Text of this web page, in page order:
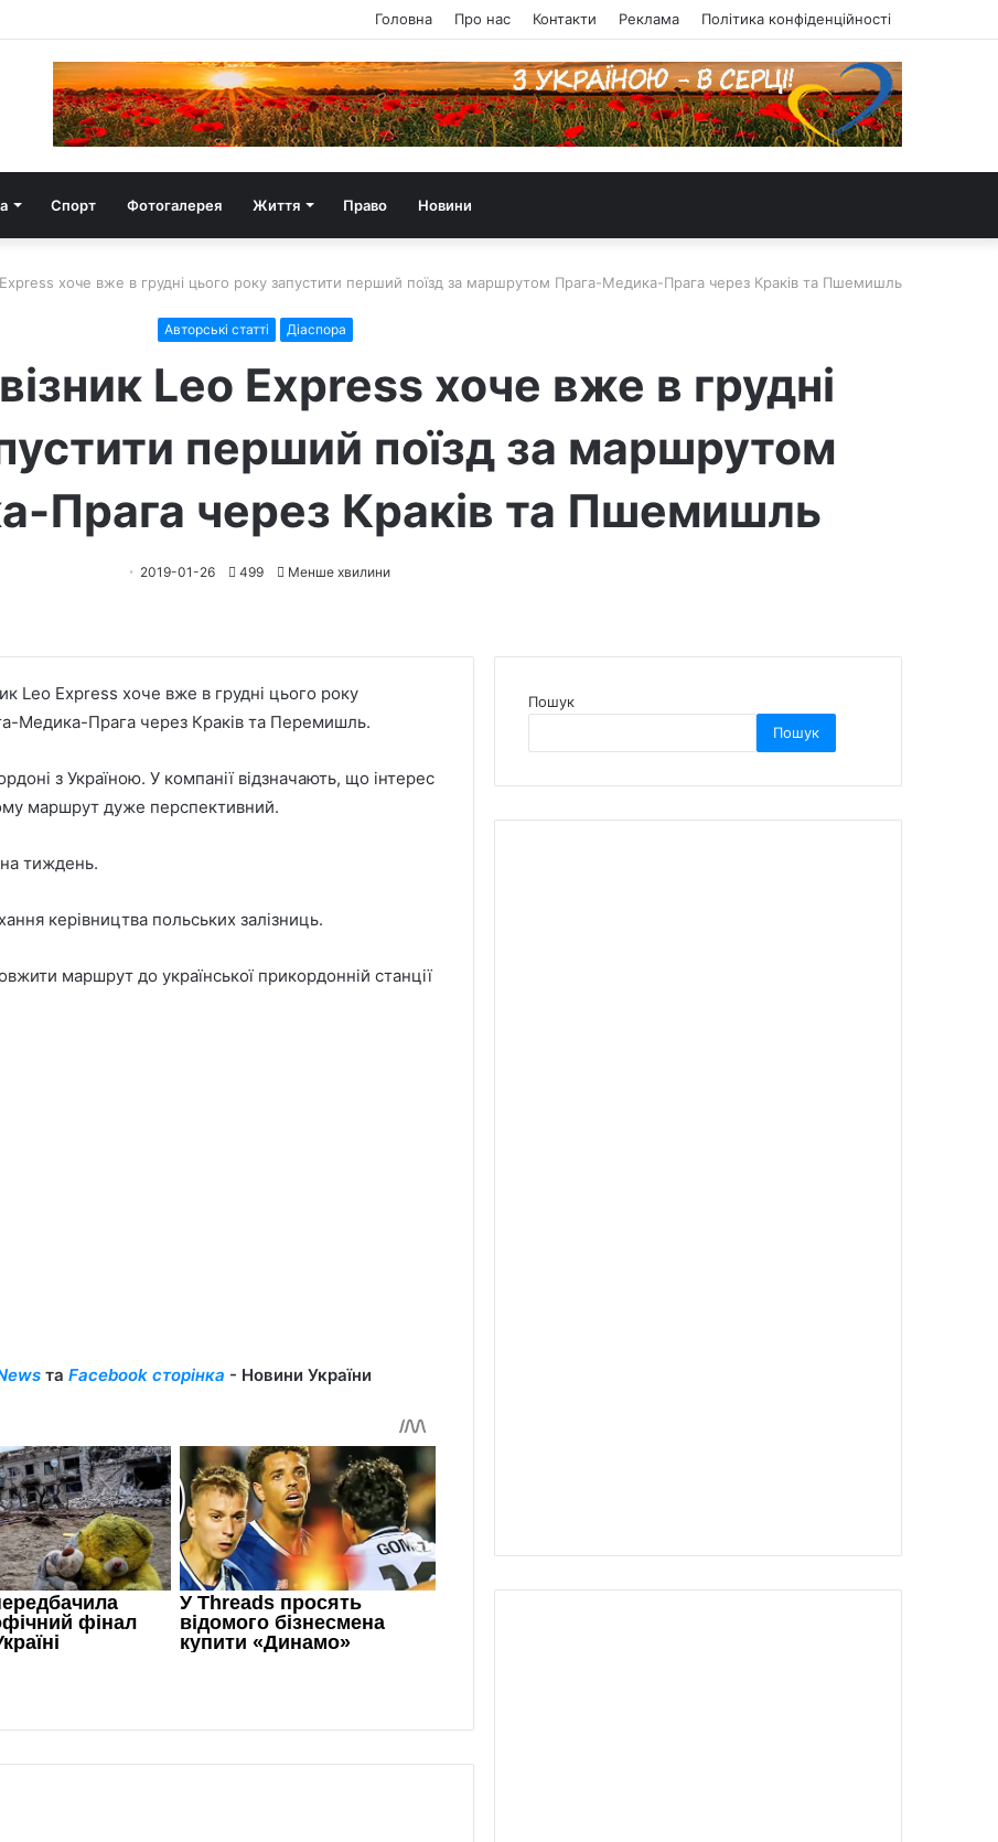
Головна Про нас Контакти Реклама Політика конфіденційності
Спорт Фотогалерея Життя Право Новини
хоче вже в грудні цього року запустити перший поїзд за маршрутом Прага-Медика-Прага через Краків та Пшемишль
Авторські статті Діаспора
Leo Express хоче вже в грудні
перший поїзд за маршрутом
Прага через Краків та Пшемишль
2019-01-26 499 Менше хвилини
Leo Express хоче вже в грудні цього року
Медика-Прага через Краків та Перемишль.
з Україною. У компанії відзначають, що інтерес
маршрут дуже перспективний.
тиждень.
керівництва польських залізниць.
маршрут до української прикордонній станції
та Facebook сторінка - Новини України
Пошук
Пошук